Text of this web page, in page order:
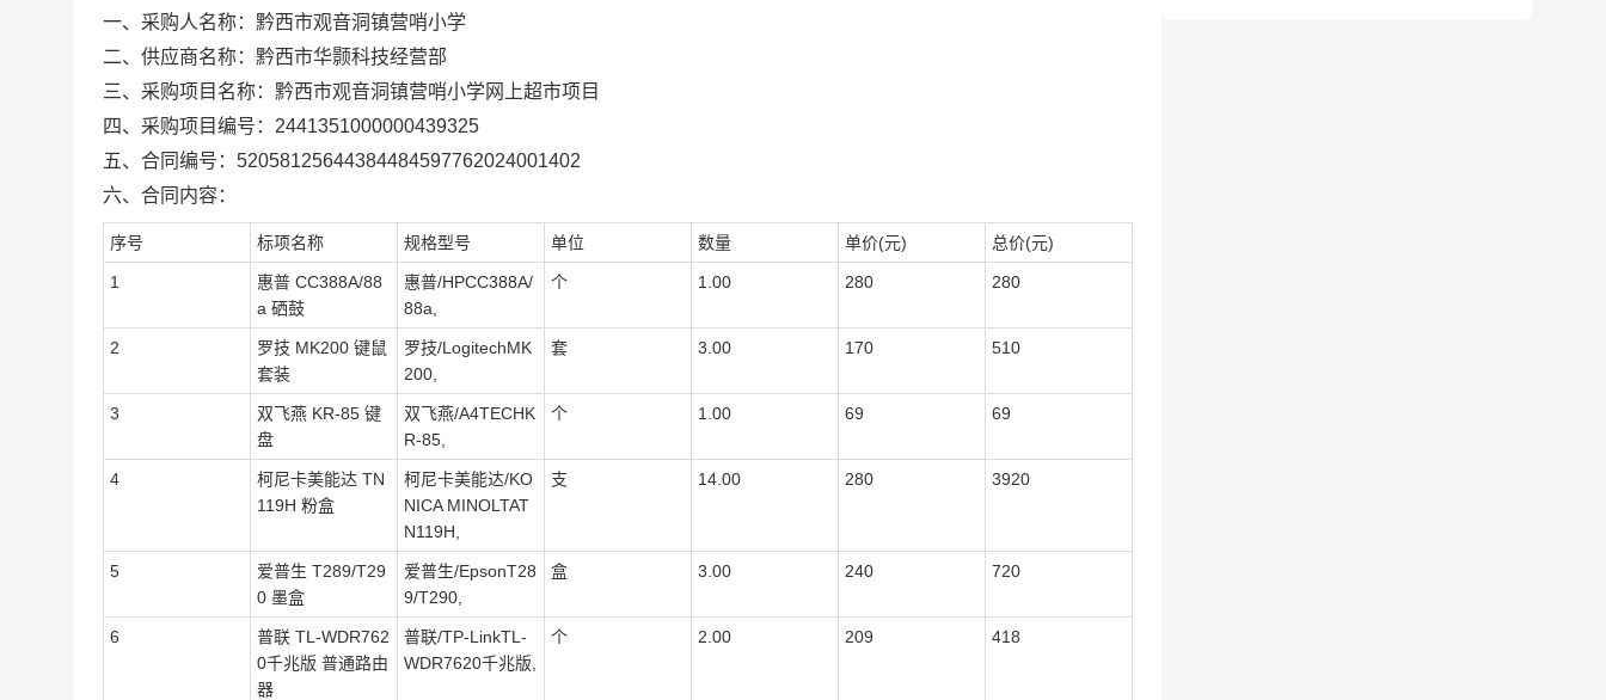
一、采购人名称： 黔西市观音洞镇营哨小学
二、供应商名称： 黔西市华颢科技经营部
三、采购项目名称： 黔西市观音洞镇营哨小学网上超市项目
四、采购项目编号： 2441351000000439325
五、合同编号： 52058125644384484597762024001402
六、合同内容：
序号 标项名称 规格型号 单位 数量 单价(元) 总价(元)
1
惠普 CC388A/88
a 硒鼓
惠普/HPCC388A/
88a,
个 1.00 280 280
2
罗技 MK200 键鼠
套装
罗技/LogitechMK
200,
套 3.00 170 510
3
双飞燕 KR-85 键
盘
双飞燕/A4TECHK
R-85,
个 1.00 69 69
4
柯尼卡美能达 TN
119H 粉盒
柯尼卡美能达/KO
NICA MINOLTAT
N119H,
支 14.00 280 3920
5
爱普生 T289/T29
0 墨盒
爱普生/EpsonT28
9/T290,
盒 3.00 240 720
6
普联 TL-WDR762
0千兆版 普通路由
器
普联/TP-LinkTL-
WDR7620千兆版,
个 2.00 209 418